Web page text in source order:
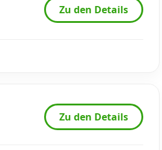
Zu den Details
Zu den Details